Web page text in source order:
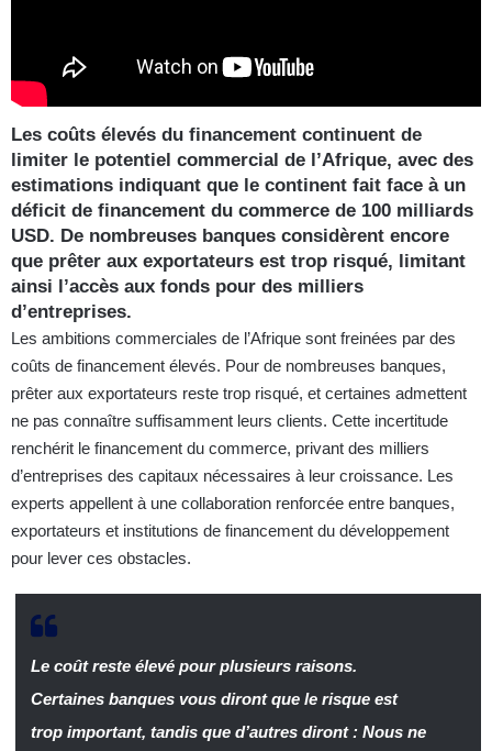
Les coûts élevés du financement continuent de
limiter le potentiel commercial de l’Afrique, avec des
estimations indiquant que le continent fait face à un
déficit de financement du commerce de 100 milliards
USD. De nombreuses banques considèrent encore
que prêter aux exportateurs est trop risqué, limitant
ainsi l’accès aux fonds pour des milliers
d’entreprises.
Les ambitions commerciales de l’Afrique sont freinées par des
coûts de financement élevés. Pour de nombreuses banques,
prêter aux exportateurs reste trop risqué, et certaines admettent
ne pas connaître suffisamment leurs clients. Cette incertitude
renchérit le financement du commerce, privant des milliers
d’entreprises des capitaux nécessaires à leur croissance. Les
experts appellent à une collaboration renforcée entre banques,
exportateurs et institutions de financement du développement
pour lever ces obstacles.
Le coût reste élevé pour plusieurs raisons.
Certaines banques vous diront que le risque est
trop important, tandis que d’autres diront : Nous ne